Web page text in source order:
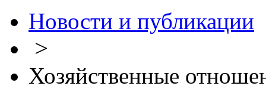
Новости и публикации
>
Хозяйственные